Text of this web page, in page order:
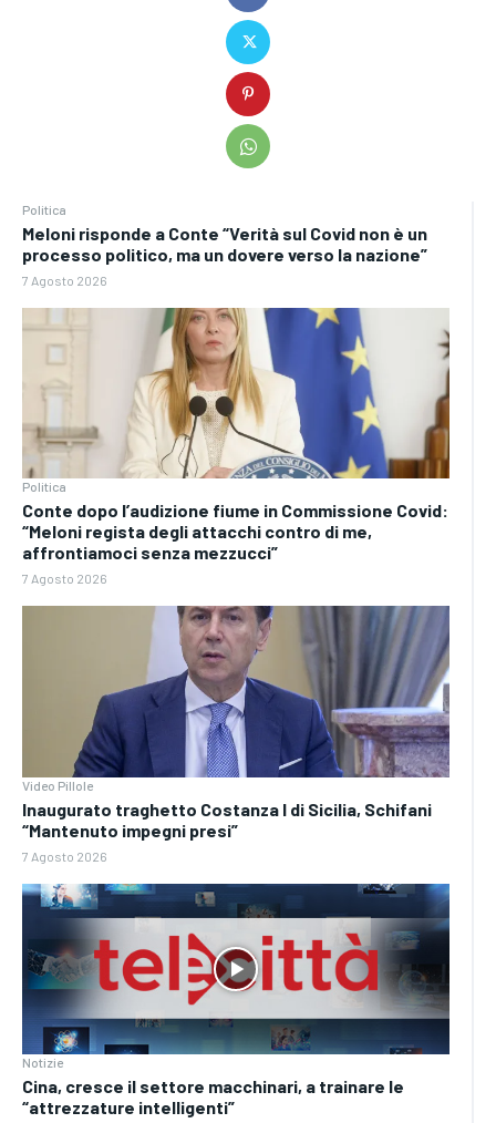
Politica
Meloni risponde a Conte “Verità sul Covid non è un
processo politico, ma un dovere verso la nazione”
7 Agosto 2026
Politica
Conte dopo l’audizione fiume in Commissione Covid:
“Meloni regista degli attacchi contro di me,
affrontiamoci senza mezzucci”
7 Agosto 2026
Video Pillole
Inaugurato traghetto Costanza I di Sicilia, Schifani
“Mantenuto impegni presi”
7 Agosto 2026
Notizie
Cina, cresce il settore macchinari, a trainare le
“attrezzature intelligenti”